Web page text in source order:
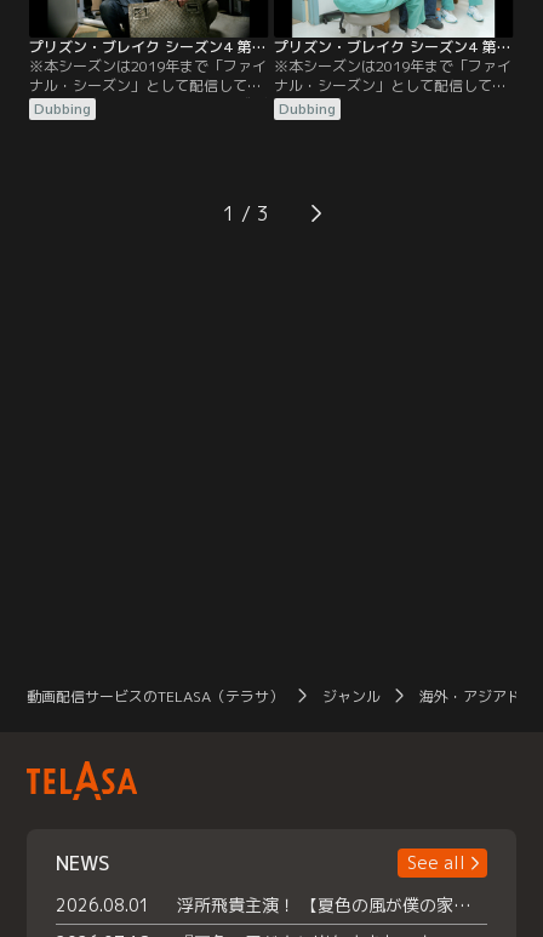
プリズン・ブレイク シーズン4 第09話／吹替
※本シーズンは2019年まで「ファイ
ナル・シーズン」として配信してい
ました／吹替／第09話 大いなる成就
／ワイアットは自作の薬を飲むこと
ふためく。グレッチェンは「組織」
Dubbing
プリズン・ブレイク シーズン4 第10話／吹替
※本シーズンは2019年まで「ファイ
ナル・シーズン」として配信してい
ました／吹替／第10話 レジェンド／
マイケルの病状が悪化したため、サ
「組織」の建築家を狙っており、セ
ルフ捜査官は意外な味方と出会う。
Dubbing
1
動画配信サービスのTELASA（テラサ） ジャンル 海外・アジアドラ
NEWS
See all
2026.08.01
浮所飛貴主演！ 【夏色の風が僕の家にやってきた】 本日よりテラサで独占配信スタート！